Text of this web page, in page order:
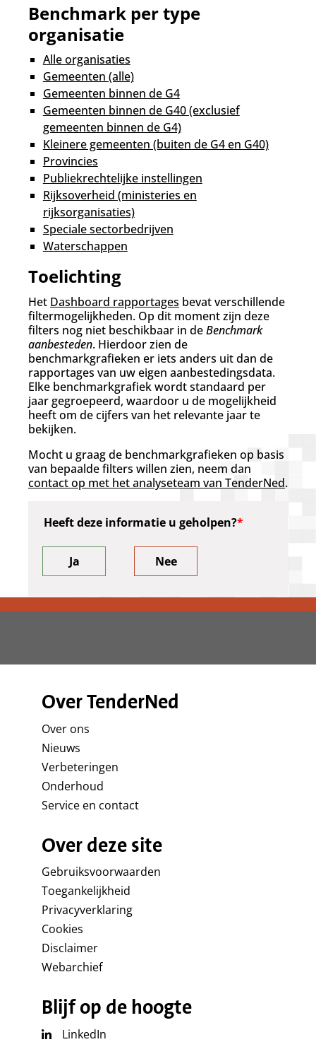
Benchmark per type
organisatie
Alle organisaties
Gemeenten (alle)
Gemeenten binnen de G4
Gemeenten binnen de G40 (exclusief
gemeenten binnen de G4)
Kleinere gemeenten (buiten de G4 en G40)
Provincies
Publiekrechtelijke instellingen
Rijksoverheid (ministeries en
rijksorganisaties)
Speciale sectorbedrijven
Waterschappen
Toelichting
Het Dashboard rapportages bevat verschillende
filtermogelijkheden. Op dit moment zijn deze
filters nog niet beschikbaar in deBenchmark
aanbesteden. Hierdoor zien de
benchmarkgrafieken er iets anders uit dan de
rapportages van uw eigen aanbestedingsdata.
Elke benchmarkgrafiek wordt standaard per
jaar gegroepeerd, waardoor u de mogelijkheid
heeft om de cijfers van het relevante jaar te
bekijken.
Mocht u graag de benchmarkgrafieken op basis
van bepaalde filters willen zien, neem dan
contact op met het analyseteam van TenderNed.
Heeft deze informatie u geholpen?
Ja Nee
Over TenderNed
Over ons
Nieuws
Verbeteringen
Onderhoud
Service en contact
Over deze site
Gebruiksvoorwaarden
Toegankelijkheid
Privacyverklaring
Cookies
Disclaimer
Webarchief
Blijf op de hoogte
LinkedIn